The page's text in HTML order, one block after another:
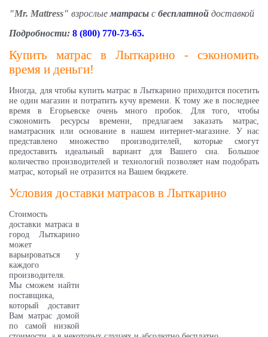
"Mr. Mattress" взрослыематрасы с бесплатной доставкой
Подробности: 8 (800) 770-73-65.
Купить матрас в Лыткарино - сэкономить
время и деньги!
Иногда, для чтобы купить матрас в Лыткарино приходится посетить
не один магазин и потратить кучу времени. К тому же в последнее
время в Егорьевске очень много пробок. Для того, чтобы
сэкономить ресурсы времени, предлагаем заказать матрас,
наматрасник или основание в нашем интернет-магазине. У нас
представлено множество производителей, которые смогут
предоставить идеальный вариант для Вашего сна. Большое
количество производителей и технологий позволяет нам подобрать
матрас, который не отразится на Вашем бюджете.
Условия доставки матрасов в Лыткарино
Стоимость
доставки матраса в
город Лыткарино
может
варьироваться у
каждого
производителя.
Мы сможем найти
поставщика,
который доставит
Вам матрас домой
по самой низкой